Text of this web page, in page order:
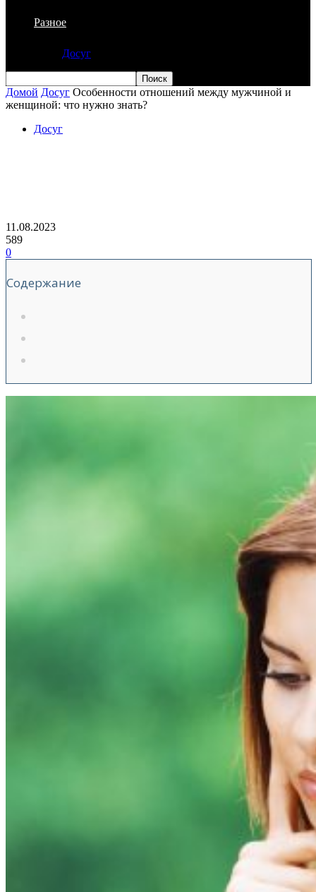
Разное
Досуг
Домой Досуг Особенности отношений между мужчиной и
женщиной: что нужно знать?
Досуг
11.08.2023
589
0
Содержание